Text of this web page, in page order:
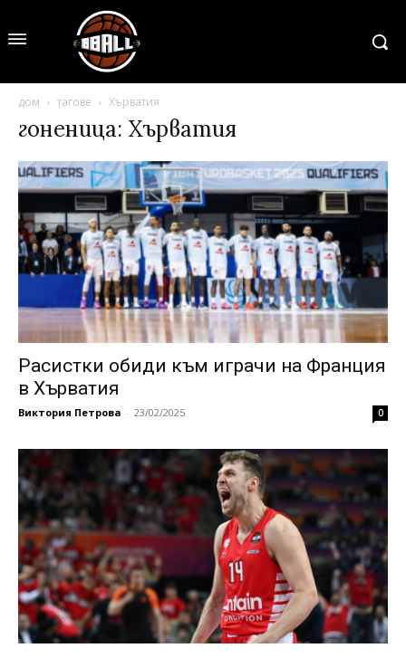
дом тагове Хърватия
гоненица: Хърватия
Расистки обиди към играчи на Франция
в Хърватия
Виктория Петрова - 23/02/2025 0